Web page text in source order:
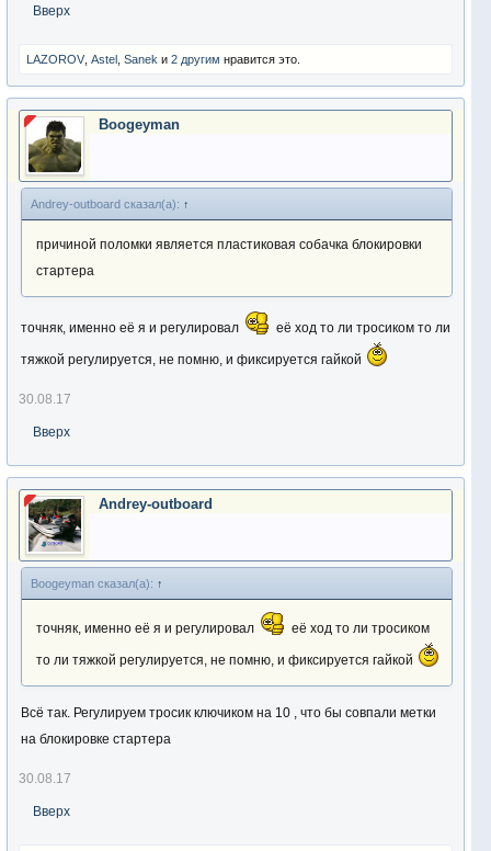
Вверх
LAZOROV Аstel Sanek и 2 другим нравится это.
Boogeyman
Andrey-outboard сказал(а): ↑
причиной поломки является пластиковая собачка блокировки
стартера
точняк, именно её я и регулировал её ход то ли тросиком то ли
тяжкой регулируется, не помню, и фиксируется гайкой
30.08.17
Вверх
Andrey-outboard
Boogeyman сказал(а): ↑
точняк, именно её я и регулировал её ход то ли тросиком
то ли тяжкой регулируется, не помню, и фиксируется гайкой
Всё так. Регулируем тросик ключиком на 10 , что бы совпали метки
на блокировке стартера
30.08.17
Вверх